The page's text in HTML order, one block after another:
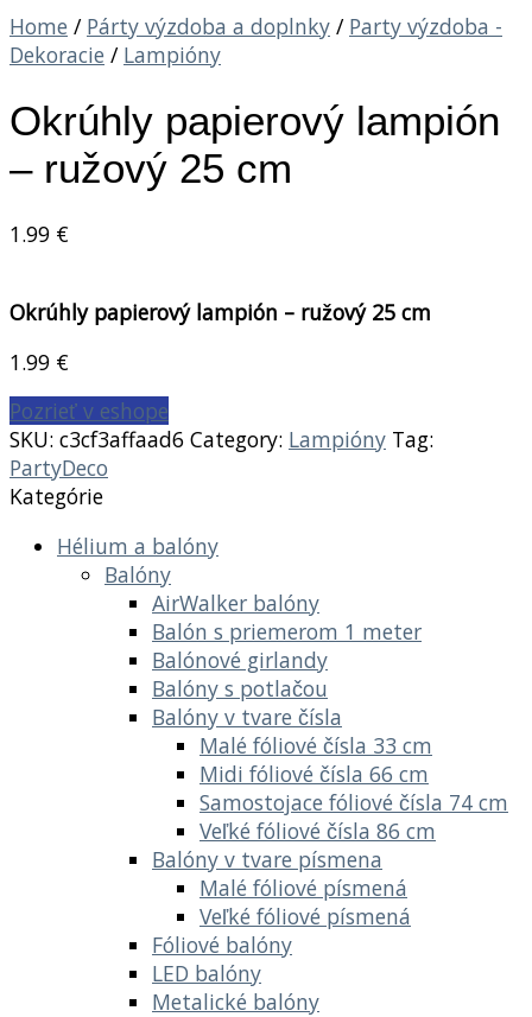
Home / Párty výzdoba a doplnky / Party výzdoba -
Dekoracie / Lampióny
Okrúhly papierový lampión
– ružový 25 cm
1.99 €
Okrúhly papierový lampión – ružový 25 cm
1.99 €
Pozrieť v eshope
SKU: c3cf3affaad6 Category: Lampióny Tag:
PartyDeco
Kategórie
Hélium a balóny
Balóny
AirWalker balóny
Balón s priemerom 1 meter
Balónové girlandy
Balóny s potlačou
Balóny v tvare čísla
Malé fóliové čísla 33 cm
Midi fóliové čísla 66 cm
Samostojace fóliové čísla 74 cm
Veľké fóliové čísla 86 cm
Balóny v tvare písmena
Malé fóliové písmená
Veľké fóliové písmená
Fóliové balóny
LED balóny
Metalické balóny